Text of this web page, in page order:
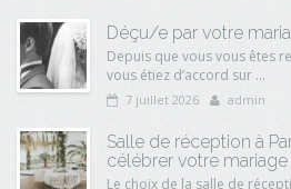
Déçu/e par votre
Depuis que vous vous êtes
vous étiez d’accord sur ...
7 juillet 2026 admin
Salle de réception à
célébrer votre mariage
Le choix de la salle de